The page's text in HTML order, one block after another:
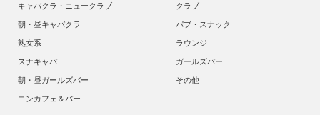
キャバクラ・ニュークラブ
クラブ
朝・昼キャバクラ
パブ・スナック
熟女系
ラウンジ
スナキャバ
ガールズバー
朝・昼ガールズバー
その他
コンカフェ＆バー